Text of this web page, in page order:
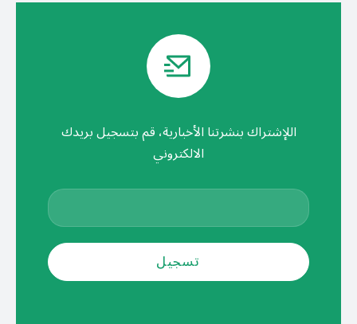
اللإشتراك بنشرتنا الأخبارية، قم بتسجيل بريدك
الالكتروني